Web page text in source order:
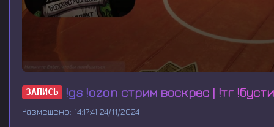
s
e
c
o
ЗАПИСЬ !gs !ozon стрим воскрес | !тг
Размещено: 14:17:41 24/11/2024